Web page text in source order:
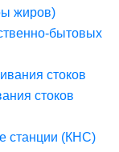
жиров)
бытовых
стоков
стоков
станции (КНС)